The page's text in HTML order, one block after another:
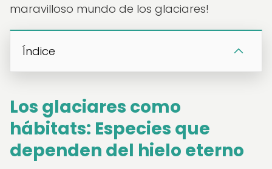
maravilloso mundo de los glaciares!
Índice
Los glaciares como
hábitats: Especies que
dependen del hielo eterno